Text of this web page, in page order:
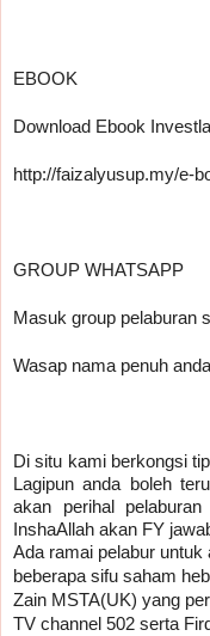
EBOOK
Download Ebook
http://faizalyusup.my/e-
GROUP WHATSAPP
Masuk group pelaburan
Wasap nama penuh
Di situ kami berkongsi
Lagipun anda boleh
akan perihal
InshaAllah akan FY
Ada ramai pelabur
beberapa sifu saham
Zain MSTA(UK) yang
TV channel 502 serta